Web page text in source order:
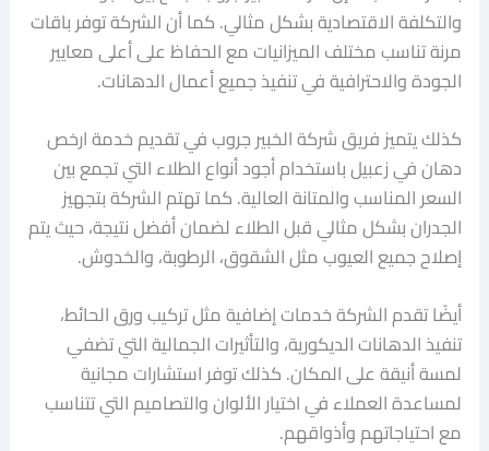
والتكلفة الاقتصادية بشكل مثالي. كما أن الشركة توفر باقات
مرنة تناسب مختلف الميزانيات مع الحفاظ على أعلى معايير
الجودة والاحترافية في تنفيذ جميع أعمال الدهانات.
كذلك يتميز فريق شركة الخبير جروب في تقديم خدمة ارخص
دهان في زعبيل باستخدام أجود أنواع الطلاء التي تجمع بين
السعر المناسب والمتانة العالية. كما تهتم الشركة بتجهيز
الجدران بشكل مثالي قبل الطلاء لضمان أفضل نتيجة، حيث يتم
إصلاح جميع العيوب مثل الشقوق، الرطوبة، والخدوش.
أيضًا تقدم الشركة خدمات إضافية مثل تركيب ورق الحائط،
تنفيذ الدهانات الديكورية، والتأثيرات الجمالية التي تضفي
لمسة أنيقة على المكان. كذلك توفر استشارات مجانية
لمساعدة العملاء في اختيار الألوان والتصاميم التي تتناسب
مع احتياجاتهم وأذواقهم.